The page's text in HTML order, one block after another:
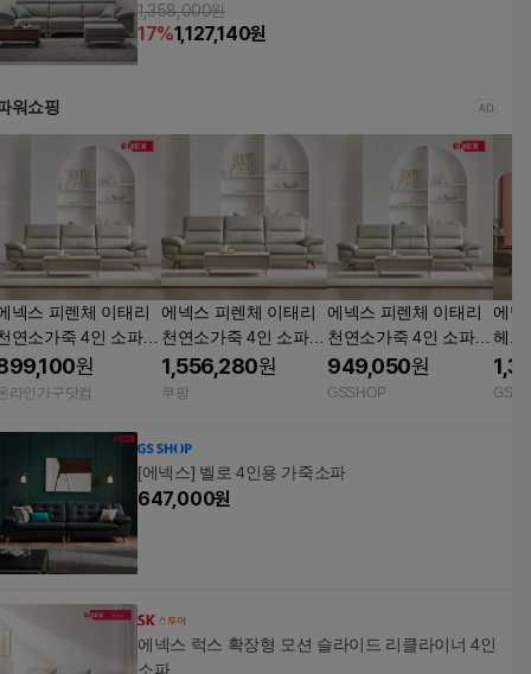
1,358,000원
17%1,127,140원
워쇼핑
넥스 피렌체 이태리
연소가죽 4인 소파 +
툴
원
라인가구닷컴
에넥스 피렌체 이태리
천연소가죽 4인 소파
머드그레이 머드그레
이
1,556,280원
쿠팡
에넥스 피렌체 이태리
천연소가죽 4인 소파
+스툴
949,050원
GSSHOP
에넥
헤드
연면
[에넥스] 벨로 4인용 가죽소파
647,000원
에넥스 럭스 확장형 모션 슬라이드 리클라이너 4인
소파